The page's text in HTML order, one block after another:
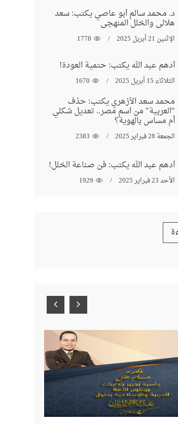
د. محمد سالم أبو عاصي يكتب: سعد
هلالي والخلل المنهجي
الإثنين 21 أبريل 2025 1778
أدهم عبد الله يكتب: حتمية العودة!
الثلاثاء 15 أبريل 2025 1670
محمد سعد الأزهري يكتب: حذف
"العربية" من اسم مصر.. تعديل شكلي
أم مساس بالهوية؟
الجمعة 28 فبراير 2025 2383
أدهم عبد الله يكتب: فن صناعة الخلل!
الأحد 23 فبراير 2025 1929